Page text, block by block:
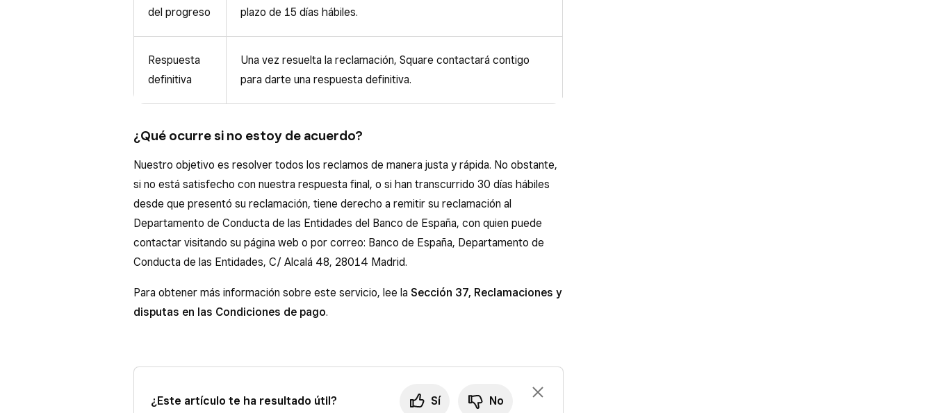
del progreso
plazo de 15 días hábiles.
Respuesta
definitiva
Una vez resuelta la reclamación, Square contactará contigo
para darte una respuesta definitiva.
¿Qué ocurre si no estoy de acuerdo?
Nuestro objetivo es resolver todos los reclamos de manera justa y rápida. No obstante,
si no está satisfecho con nuestra respuesta final, o si han transcurrido 30 días hábiles
desde que presentó su reclamación, tiene derecho a remitir su reclamación al
Departamento de Conducta de las Entidades del Banco de España, con quien puede
contactar visitando su página web o por correo: Banco de España, Departamento de
Conducta de las Entidades, C/ Alcalá 48, 28014 Madrid.
Para obtener más información sobre este servicio, lee la Sección 37, Reclamaciones y
disputas en las Condiciones de pago.
¿Este artículo te ha resultado útil? Sí No